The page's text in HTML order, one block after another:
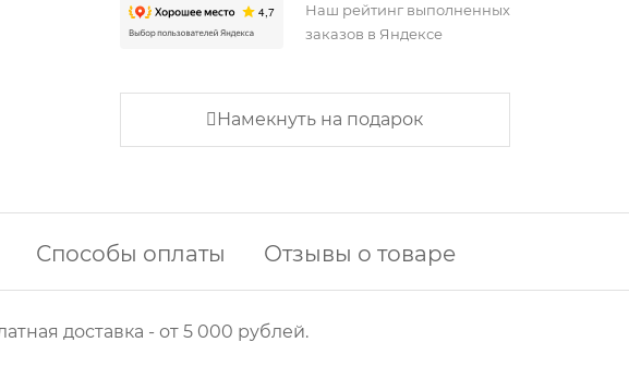
Наш рейтинг выполненных
заказов в Яндексе
Намекнуть на подарок
Способы оплаты Отзывы о товаре
доставка - от 5 000 рублей.